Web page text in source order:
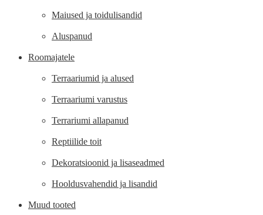
Maiused ja toidulisandid
Aluspanud
Roomajatele
Terraariumid ja alused
Terraariumi varustus
Terrariumi allapanud
Reptiilide toit
Dekoratsioonid ja lisaseadmed
Hooldusvahendid ja lisandid
Muud tooted